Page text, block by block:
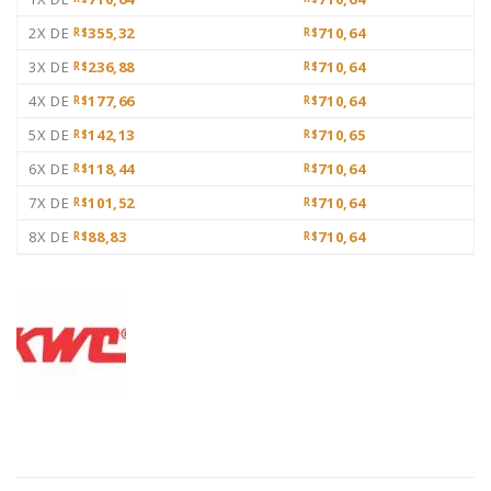
2X DE R$355,32 R$710,64
3X DE R$236,88 R$710,64
4X DE R$177,66 R$710,64
5X DE R$142,13 R$710,65
6X DE R$118,44 R$710,64
7X DE R$101,52 R$710,64
8X DE R$88,83 R$710,64